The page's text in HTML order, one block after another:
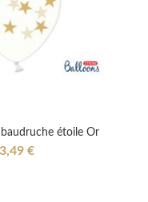
étoile Or
3,49 €